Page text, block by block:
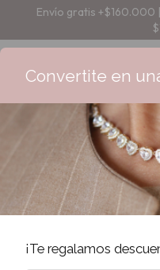
Envío gratis +$160.000
Error - 404
La página que estás
Convertite en
¡Te regalamos